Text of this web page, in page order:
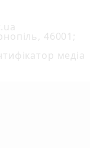
46001;
медіа